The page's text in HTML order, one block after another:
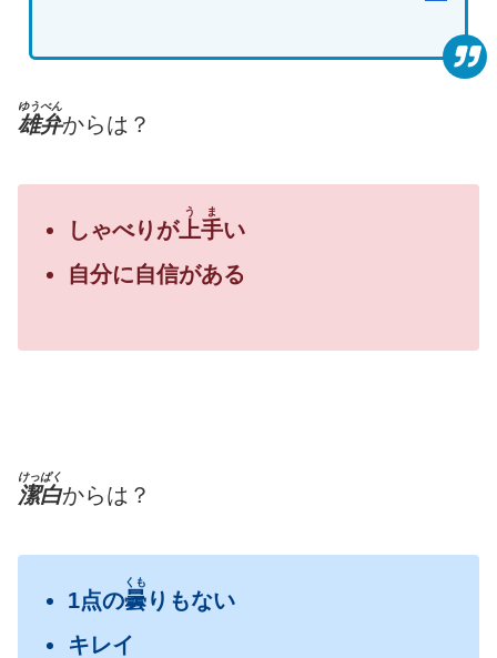
雄弁
ゆうべん
からは？
しゃべりが上手
うま
い
自分に自信がある
潔白
けっぱく
からは？
1点の曇
くも
りもない
キレイ